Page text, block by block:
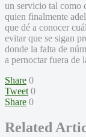
un servicio tal como
quien finalmente
que dé a conocer
evitar que se sigan
donde la falta de
a pernoctar fuera de
Share 0
Tweet 0
Share 0
Related